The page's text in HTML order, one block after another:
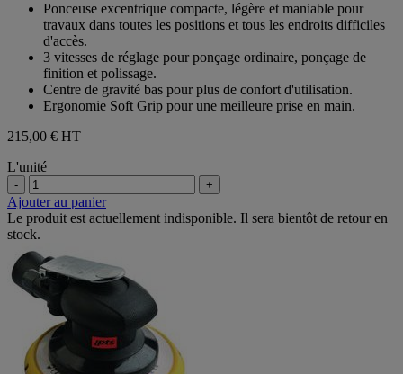
étoiles.
Ponceuse excentrique compacte, légère et maniable pour
travaux dans toutes les positions et tous les endroits difficiles
d'accès.
3 vitesses de réglage pour ponçage ordinaire, ponçage de
finition et polissage.
Centre de gravité bas pour plus de confort d'utilisation.
Ergonomie Soft Grip pour une meilleure prise en main.
215,00 € HT
L'unité
- +
Ajouter au panier
Le produit est actuellement indisponible. Il sera bientôt de retour en
stock.